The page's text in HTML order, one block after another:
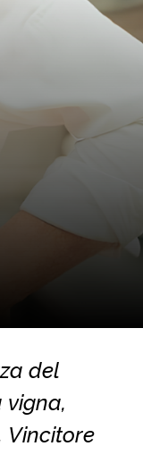
del
vigna,
Vincitore